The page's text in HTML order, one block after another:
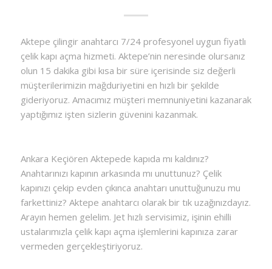
Aktepe çilingir anahtarcı 7/24 profesyonel uygun fiyatlı
çelik kapı açma hizmeti. Aktepe’nin neresinde olursanız
olun 15 dakika gibi kısa bir süre içerisinde siz değerli
müşterilerimizin mağduriyetini en hızlı bir şekilde
gideriyoruz. Amacımız müşteri memnuniyetini kazanarak
yaptığımız işten sizlerin güvenini kazanmak.
Ankara Keçiören Aktepede kapıda mı kaldınız?
Anahtarınızı kapının arkasında mı unuttunuz? Çelik
kapınızı çekip evden çıkınca anahtarı unuttuğunuzu mu
farkettiniz? Aktepe anahtarcı olarak bir tık uzağınızdayız.
Arayın hemen gelelim. Jet hızlı servisimiz, işinin ehilli
ustalarımızla çelik kapı açma işlemlerini kapınıza zarar
vermeden gerçekleştiriyoruz.